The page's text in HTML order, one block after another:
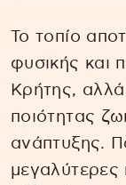
Το τοπίο
φυσικής και
Κρήτης,
ποιότητας
ανάπτυξης.
μεγαλύτερες